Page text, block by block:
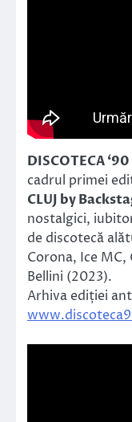
DISCOTECA ‘90
cadrul primei
CLUJ by
nostalgici,
de discotecă
Corona, Ice MC,
Bellini (2023).
Arhiva ediției